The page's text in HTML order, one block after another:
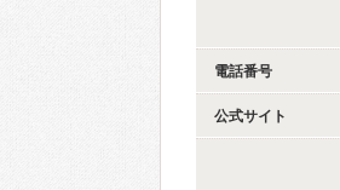
電話番号
公式サイト